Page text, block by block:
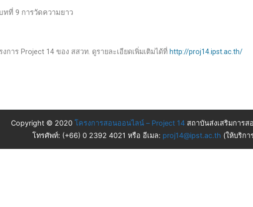
ทที่ 9 การวัดความยาว
าร Project 14 ของ สสวท. ดูรายละเอียดเพิ่มเติมได้ที่ http://proj14.ipst.ac.th/
Copyright © 2020 โครงการสอนออนไลน์ – Project 14 สถาบันส่งเสริมการ
โทรศัพท์: (+66) 0 2392 4021 หรือ อีเมล: proj14@ipst.ac.th (ให้บริกา